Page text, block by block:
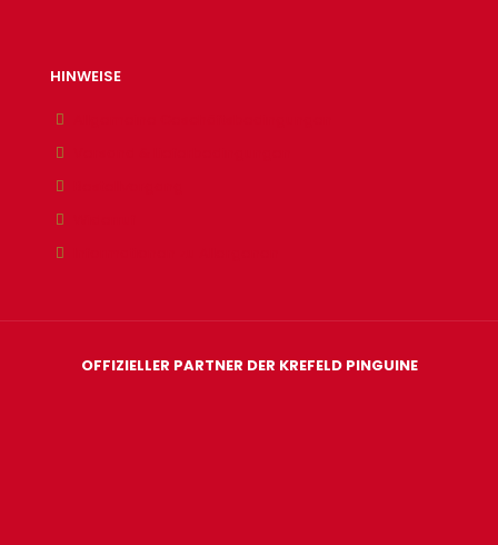
HINWEISE
OFFIZIELLER PARTNER DER KREFELD PINGUINE